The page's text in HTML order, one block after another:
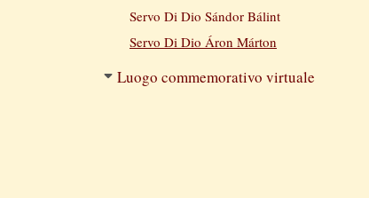
Servo Di Dio Sándor Bálint
Servo Di Dio Áron Márton
Luogo commemorativo virtuale